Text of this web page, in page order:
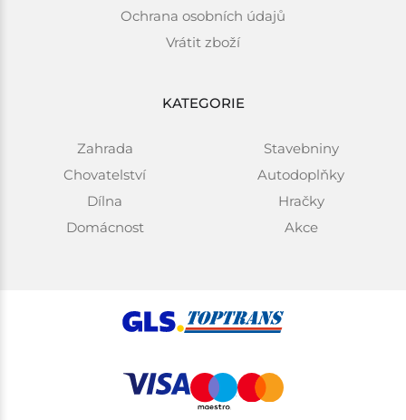
Ochrana osobních údajů
Vrátit zboží
KATEGORIE
Zahrada
Chovatelství
Dílna
Domácnost
Stavebniny
Autodoplňky
Hračky
Akce